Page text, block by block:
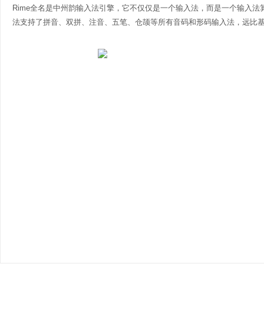
Rime全名是中州韵输入法引擎，它不仅仅是一个输入法，而是一个输入
法支持了拼音、双拼、注音、五笔、仓颉等所有音码和形码输入法，远比